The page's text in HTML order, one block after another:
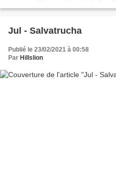
Jul - Salvatrucha
Publié le 23/02/2021 à 00:58
Par Hillslion